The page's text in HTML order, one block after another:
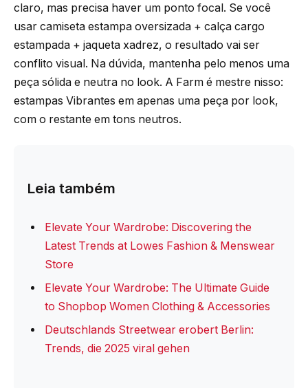
claro, mas precisa haver um ponto focal. Se você
usar camiseta estampa oversizada + calça cargo
estampada + jaqueta xadrez, o resultado vai ser
conflito visual. Na dúvida, mantenha pelo menos uma
peça sólida e neutra no look. A Farm é mestre nisso:
estampas Vibrantes em apenas uma peça por look,
com o restante em tons neutros.
Leia também
Elevate Your Wardrobe: Discovering the
Latest Trends at Lowes Fashion & Menswear
Store
Elevate Your Wardrobe: The Ultimate Guide
to Shopbop Women Clothing & Accessories
Deutschlands Streetwear erobert Berlin:
Trends, die 2025 viral gehen